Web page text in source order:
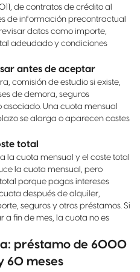
de contratos de crédito al
de información precontractual
datos como importe,
adeudado y condiciones
antes de aceptar
comisión de estudio si existe,
de demora, seguros
Una cuota mensual
se alarga o aparecen costes
total
la cuota mensual y el coste total
la cuota mensual, pero
porque pagas intereses
después de alquiler,
seguros y otros préstamos. Si
a fin de mes, la cuota no es
préstamo de 6000
60 meses